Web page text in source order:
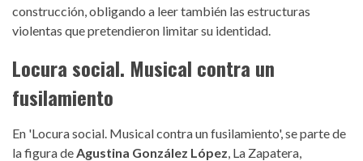
construcción, obligando a leer también las estructuras
violentas que pretendieron limitar su identidad.
Locura social. Musical contra un
fusilamiento
En 'Locura social. Musical contra un fusilamiento', se parte de
la figura deAgustina González López, La Zapatera,